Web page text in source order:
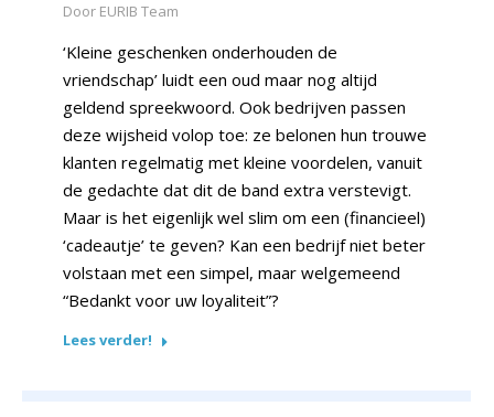
Door EURIB Team
‘Kleine geschenken onderhouden de
vriendschap’ luidt een oud maar nog altijd
geldend spreekwoord. Ook bedrijven passen
deze wijsheid volop toe: ze belonen hun trouwe
klanten regelmatig met kleine voordelen, vanuit
de gedachte dat dit de band extra verstevigt.
Maar is het eigenlijk wel slim om een (financieel)
‘cadeautje’ te geven? Kan een bedrijf niet beter
volstaan met een simpel, maar welgemeend
“Bedankt voor uw loyaliteit”?
Lees verder!